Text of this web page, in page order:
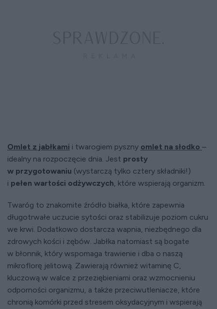
Omlet z jabłkami i twarogiem pyszny omlet na słodko –
idealny na rozpoczęcie dnia. Jest prosty
w przygotowaniu (wystarczą tylko cztery składniki!)
i pełen wartości odżywczych, które wspierają organizm.
Twaróg to znakomite źródło białka, które zapewnia
długotrwałe uczucie sytości oraz stabilizuje poziom cukru
we krwi. Dodatkowo dostarcza wapnia, niezbędnego dla
zdrowych kości i zębów. Jabłka natomiast są bogate
w błonnik, który wspomaga trawienie i dba o naszą
mikroflorę jelitową. Zawierają również witaminę C,
kluczową w walce z przeziębieniami oraz wzmocnieniu
odporności organizmu, a także przeciwutleniacze, które
chronią komórki przed stresem oksydacyjnym i wspierają